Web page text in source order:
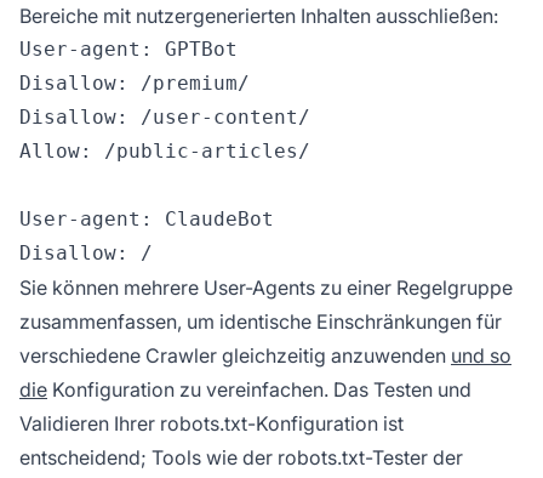
Bereiche mit nutzergenerierten Inhalten ausschließen:
User-agent: GPTBot
Disallow: /premium/
Disallow: /user-content/
Allow: /public-articles/
User-agent: ClaudeBot
Sie können mehrere User-Agents zu einer Regelgruppe
zusammenfassen, um identische Einschränkungen für
verschiedene Crawler gleichzeitig anzuwenden und so
die Konfiguration zu vereinfachen. Das Testen und
Validieren Ihrer robots.txt-Konfiguration ist
entscheidend; Tools wie der robots.txt-Tester der